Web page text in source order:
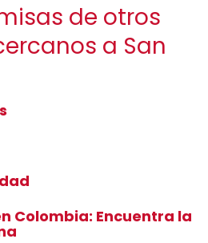
de otros
a San
Colombia: Encuentra la